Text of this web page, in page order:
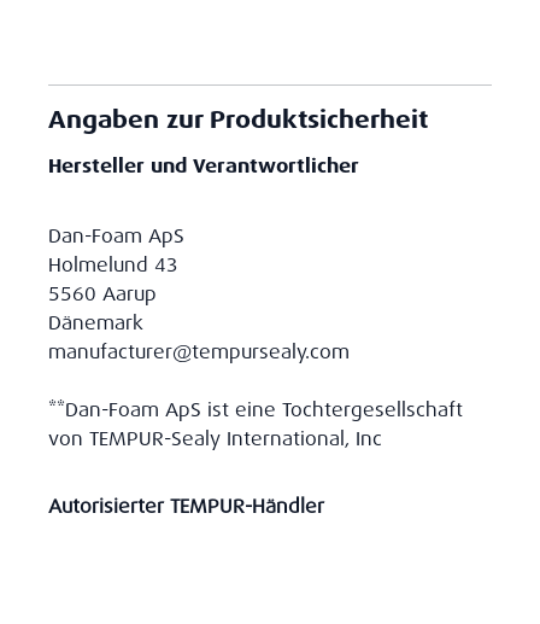
Angaben zur Produktsicherheit
Hersteller und Verantwortlicher
Dan-Foam ApS
Holmelund 43
5560 Aarup
Dänemark
manufacturer@tempursealy.com
**Dan-Foam ApS ist eine Tochtergesellschaft
von TEMPUR-Sealy International, Inc
Autorisierter TEMPUR-Händler